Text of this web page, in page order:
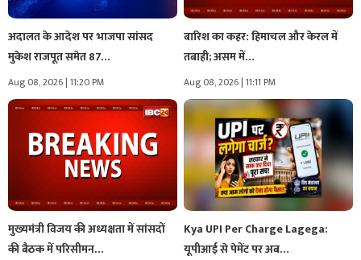
अदालत के आदेश पर भाजपा सांसद
मुकेश राजपूत समेत 87…
Aug 08, 2026 | 11:20 PM
बारिश का कहर: हिमाचल और केरल में
तबाही; असम में…
Aug 08, 2026 | 11:11 PM
मुख्यमंत्री विजय की अध्यक्षता में सांसदों
की बैठक में परिसीमन…
Kya UPI Per Charge Lagega:
यूपीआई से पेमेंट पर अब…